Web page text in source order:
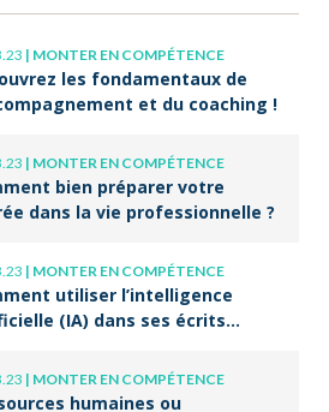
| MONTER EN COMPÉTENCE
les fondamentaux de
et du coaching !
| MONTER EN COMPÉTENCE
bien préparer votre
dans la vie professionnelle ?
| MONTER EN COMPÉTENCE
utiliser l’intelligence
(IA) dans ses écrits
| MONTER EN COMPÉTENCE
humaines ou